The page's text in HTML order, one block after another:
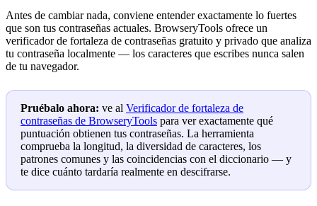
Antes de cambiar nada, conviene entender exactamente lo fuertes
que son tus contraseñas actuales. BrowseryTools ofrece un
verificador de fortaleza de contraseñas gratuito y privado que analiza
tu contraseña localmente — los caracteres que escribes nunca salen
de tu navegador.
Pruébalo ahora: ve al Verificador de fortaleza de
contraseñas de BrowseryTools para ver exactamente qué
puntuación obtienen tus contraseñas. La herramienta
comprueba la longitud, la diversidad de caracteres, los
patrones comunes y las coincidencias con el diccionario — y
te dice cuánto tardaría realmente en descifrarse.